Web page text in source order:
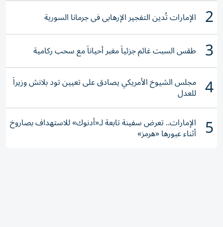
2 الإمارات تُدين التفجير الإرهابي في جرمانا السورية
3 طقس السبت غائم جزئياً مغبر أحياناً مع سحب ركامية
4 مجلس الشيوخ الأمريكي يصادق على تعيين تود بلانش وزيراً
للعدل
5 الإمارات.. تعرض سفينة تابعة لـ«أدنوك» للاستهداف بصاروخ
أثناء عبورها «هرمز»